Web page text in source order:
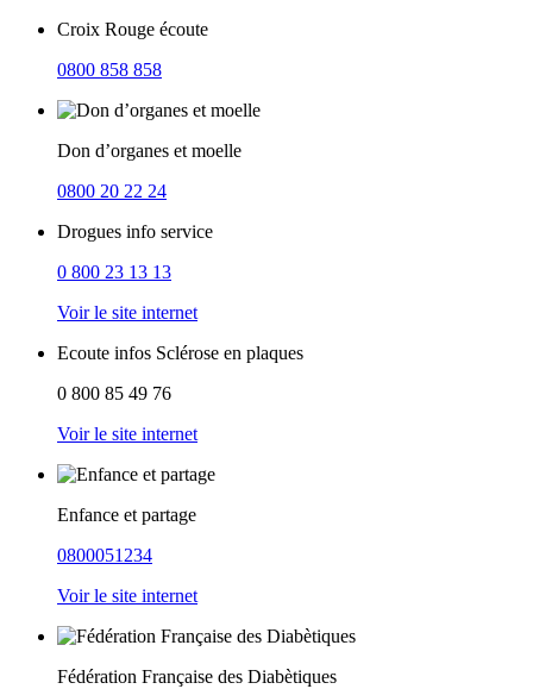
Croix Rouge écoute
0800 858 858
Don d’organes et moelle
0800 20 22 24
Drogues info service
0 800 23 13 13
Voir le site internet
Ecoute infos Sclérose en plaques
0 800 85 49 76
Voir le site internet
Enfance et partage
0800051234
Voir le site internet
Fédération Française des Diabètiques